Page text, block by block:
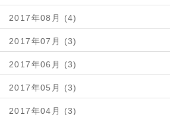
2017年08月 (4)
2017年07月 (3)
2017年06月 (3)
2017年05月 (3)
2017年04月 (3)